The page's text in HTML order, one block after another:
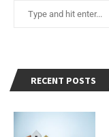
RECENT POSTS